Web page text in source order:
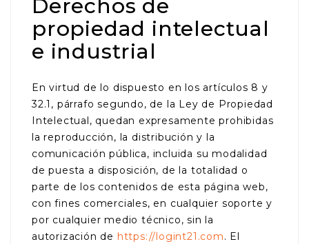
Derechos de
propiedad intelectual
e industrial
En virtud de lo dispuesto en los artículos 8 y
32.1, párrafo segundo, de la Ley de Propiedad
Intelectual, quedan expresamente prohibidas
la reproducción, la distribución y la
comunicación pública, incluida su modalidad
de puesta a disposición, de la totalidad o
parte de los contenidos de esta página web,
con fines comerciales, en cualquier soporte y
por cualquier medio técnico, sin la
autorización de https://logint21.com. El